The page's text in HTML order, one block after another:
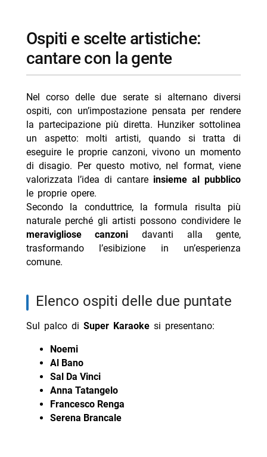
ospiti e scelte artistiche:
cantare con la gente
Nel corso delle due serate si alternano diversi
ospiti, con un’impostazione pensata per rendere
la partecipazione più diretta. Hunziker sottolinea
un aspetto: molti artisti, quando si tratta di
eseguire le proprie canzoni, vivono un momento
di disagio. Per questo motivo, nel format, viene
valorizzata l’idea di cantare insieme al pubblico
le proprie opere.
Secondo la conduttrice, la formula risulta più
naturale perché gli artisti possono condividere le
meravigliose canzoni davanti alla gente,
trasformando l’esibizione in un’esperienza
comune.
elenco ospiti delle due puntate
Sul palco di Super Karaokesi presentano:
Noemi
Al Bano
Sal Da Vinci
Anna Tatangelo
Francesco Renga
Serena Brancale